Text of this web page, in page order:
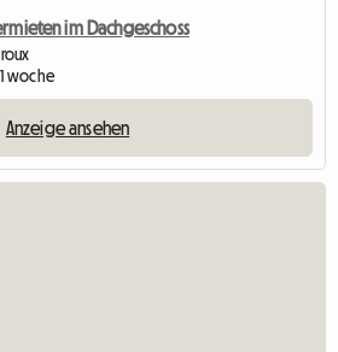
im Dachgeschoss
woche
Anzeige ansehen